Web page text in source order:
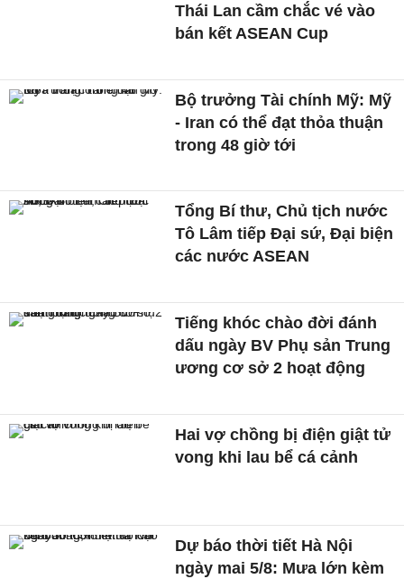
Thái Lan cầm chắc vé vào
bán kết ASEAN Cup
Bộ trưởng Tài chính Mỹ: Mỹ
- Iran có thể đạt thỏa thuận
trong 48 giờ tới
Tổng Bí thư, Chủ tịch nước
Tô Lâm tiếp Đại sứ, Đại biện
các nước ASEAN
Tiếng khóc chào đời đánh
dấu ngày BV Phụ sản Trung
ương cơ sở 2 hoạt động
Hai vợ chồng bị điện giật tử
vong khi lau bể cá cảnh
Dự báo thời tiết Hà Nội
ngày mai 5/8: Mưa lớn kèm